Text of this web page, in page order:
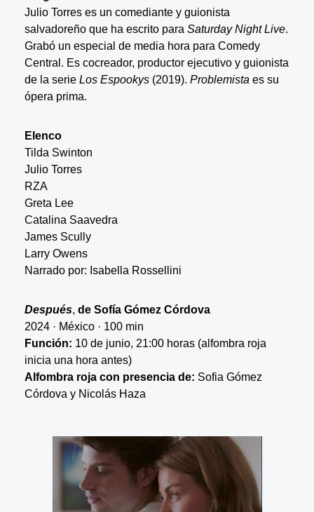
Julio Torres es un comediante y guionista
salvadoreño que ha escrito para Saturday Night Live.
Grabó un especial de media hora para Comedy
Central. Es cocreador, productor ejecutivo y guionista
de la serie Los Espookys(2019). Problemista es su
ópera prima.
Elenco
Tilda Swinton
Julio Torres
RZA
Greta Lee
Catalina Saavedra
James Scully
Larry Owens
Narrado por: Isabella Rossellini
Después, de Sofía Gómez Córdova
2024 · México · 100 min
Función: 10 de junio, 21:00 horas (alfombra roja
inicia una hora antes)
Alfombra roja con presencia de: Sofia Gómez
Córdova y Nicolás Haza